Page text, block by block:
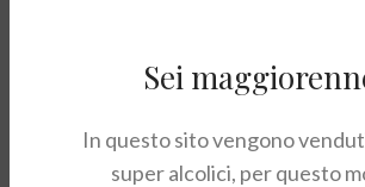
Sei
In questo sito vengono
super alcolici, per questo
ravvivano il palato. Un vino
ABBINAMENTI